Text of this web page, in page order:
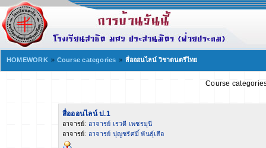
HOMEWORK Course categories สื่อออนไลน์ วิชาดนตรีไทย
Course
สื่อออนไลน์ ป.1
อาจารย์: อาจารย์ เรวดี เพชรมุนี
อาจารย์: อาจารย์ ปุญชรัศมิ์ พันธุ์เสือ